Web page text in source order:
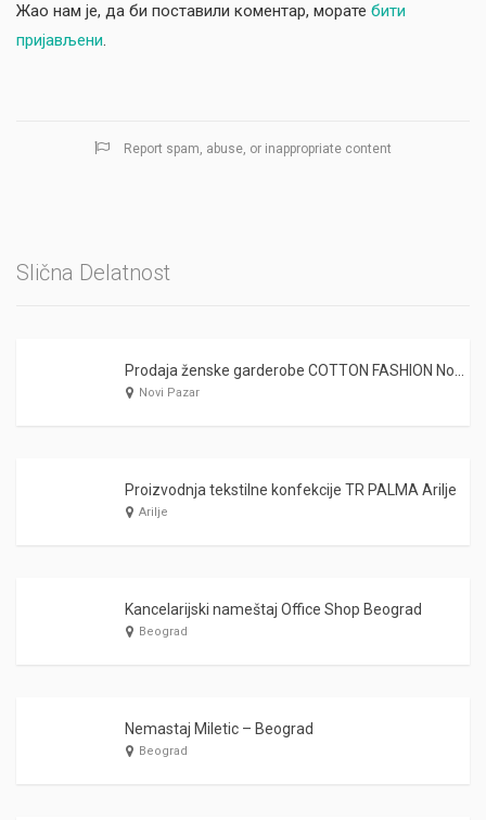
Жао нам је, да би поставили коментар, морате бити
пријављени.
Report spam, abuse, or inappropriate content
Slična Delatnost
Prodaja ženske garderobe COTTON FASHION Novi Pazar
Novi Pazar
Proizvodnja tekstilne konfekcije TR PALMA Arilje
Arilje
Kancelarijski nameštaj Office Shop Beograd
Beograd
Nemastaj Miletic – Beograd
Beograd